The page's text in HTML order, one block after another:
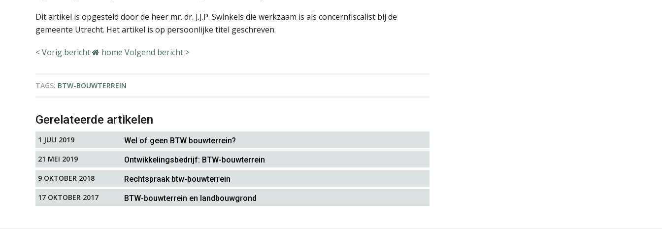
Dit artikel is opgesteld door de heer mr. dr. J.J.P. Swinkels die werkzaam is als concernfiscalist bij de
gemeente Utrecht. Het artikel is op persoonlijke titel geschreven.
< Vorig bericht home Volgend bericht >
TAGS: BTW-BOUWTERREIN
Gerelateerde artikelen
1 JULI 2019
Wel of geen BTW bouwterrein?
21 MEI 2019
Ontwikkelingsbedrijf: BTW-bouwterrein
9 OKTOBER 2018
Rechtspraak btw-bouwterrein
17 OKTOBER 2017
BTW-bouwterrein en landbouwgrond